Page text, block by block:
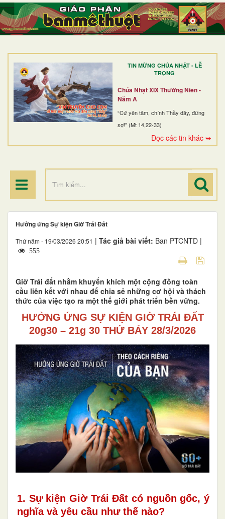
TIN MỪNG CHÚA NHẬT - LỄ
TRỌNG
Chúa Nhật XIX Thường Niên -
Năm A
“Cứ yên tâm, chính Thầy đây, đừng
sợ!” (Mt 14,22-33)
Đọc các tin khác ➥
TRANG NHẤT
GIỚI THIỆU
DÒNG TU
BAN MỤC VỤ
ĐOÀN THỂ CG
ĐIỂM HÀNH HƯƠNG
Hưởng ứng Sự kiện Giờ Trái Đất
Thứ năm - 19/03/2026 20:51 | Tác giả bài viết: Ban PTCNTD |
555
Giờ Trái đất nhằm khuyến khích một cộng đồng toàn
cầu liên kết với nhau để chia sẻ những cơ hội và thách
thức của việc tạo ra một thế giới phát triển bền vững.
HƯỞNG ỨNG SỰ KIỆN GIỜ TRÁI ĐẤT
20g30 – 21g 30 THỨ BẢY 28/3/2026
1. Sự kiện Giờ Trái Đất có nguồn gốc, ý
nghĩa và yêu cầu như thế nào?